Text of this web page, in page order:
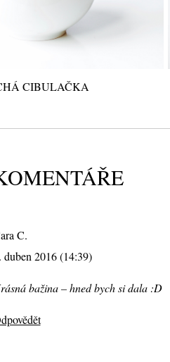
CIBULAČKA
C.
duben 2016 (14:39)
bažina – hned bych si dala :D